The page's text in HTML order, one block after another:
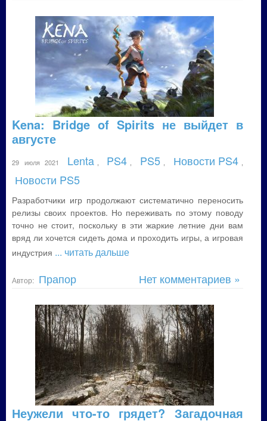
Kena: Bridge of Spirits не выйдет в
августе
29 июля 2021 Lenta PS4 PS5 Новости PS4
Новости PS5
Разработчики игр продолжают систематично переносить
релизы своих проектов. Но переживать по этому поводу
точно не стоит, поскольку в эти жаркие летние дни вам
вряд ли хочется сидеть дома и проходить игры, а игровая
индустрия ... читать дальше
Автор: Прапор Нет комментариев »
Неужели что-то грядет? Загадочная